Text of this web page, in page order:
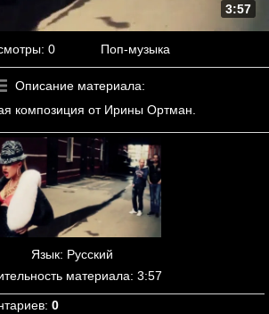
3:57
: 0 Поп-музыка
Описание материала:
композиция от Ирины Ортман.
Язык: Русский
материала: 3:57
: 0